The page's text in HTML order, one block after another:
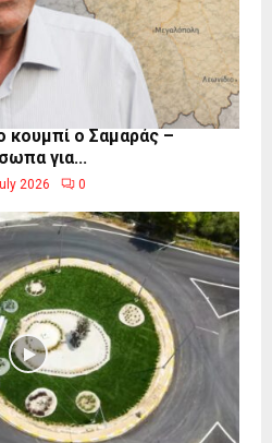
κουμπί ο Σαμαράς –
για...
2026 0